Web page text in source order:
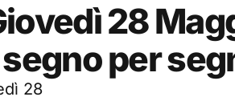
28
per
28